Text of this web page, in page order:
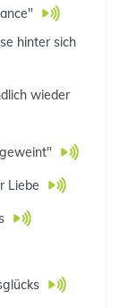
hinter sich
wieder
Liebe